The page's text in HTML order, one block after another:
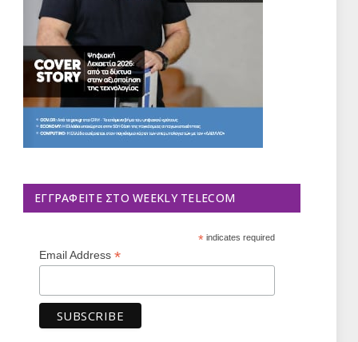
ΕΓΓΡΑΦΕΊΤΕ ΣΤΟ WEEKLY TELECOM
*indicates required
Email Address *